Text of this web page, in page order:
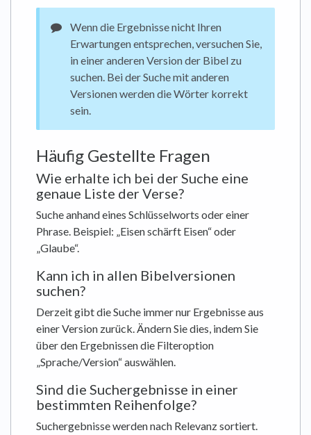
Wenn die Ergebnisse nicht Ihren
Erwartungen entsprechen, versuchen Sie,
in einer anderen Version der Bibel zu
suchen. Bei der Suche mit anderen
Versionen werden die Wörter korrekt
sein.
Häufig Gestellte Fragen
Wie erhalte ich bei der Suche eine
genaue Liste der Verse?
Suche anhand eines Schlüsselworts oder einer
Phrase. Beispiel: „Eisen schärft Eisen“ oder
„Glaube“.
Kann ich in allen Bibelversionen
suchen?
Derzeit gibt die Suche immer nur Ergebnisse aus
einer Version zurück. Ändern Sie dies, indem Sie
über den Ergebnissen die Filteroption
„Sprache/Version“ auswählen.
Sind die Suchergebnisse in einer
bestimmten Reihenfolge?
Suchergebnisse werden nach Relevanz sortiert.